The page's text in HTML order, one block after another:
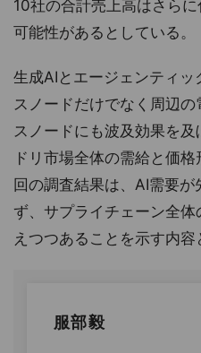
10社の合計売上高はさら
可能性があるとしている。
生成AIとエージェンティ
スノードだけでなく周辺
スノードにも波及効果を
ドリ市場全体の需給と価
回の調査結果は、AI需要
ず、サプライチェーン全
えつつあることを示す内容
服部毅